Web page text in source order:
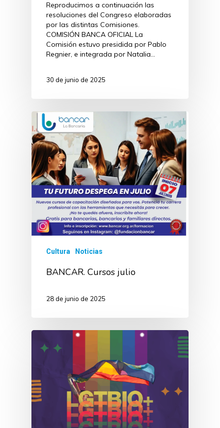
Reproducimos a continuación las
resoluciones del Congreso elaboradas
por las distintas Comisiones.
COMISIÓN BANCA OFICIAL La
Comisión estuvo presidida por Pablo
Regnier, e integrada por Natalia…
30 de junio de 2025
Cultura Noticias
BANCAR. Cursos julio
28 de junio de 2025